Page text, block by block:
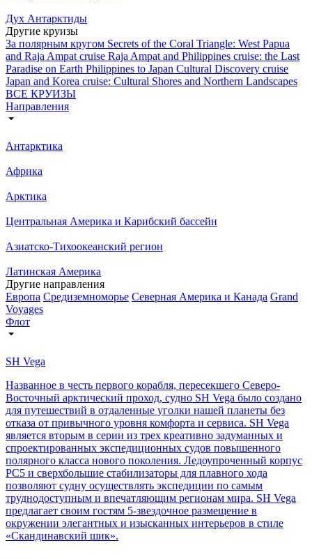
Дух Антарктиды
Другие круизы
За полярным кругом Secrets of the Coral Triangle: West Papua
and Raja Ampat cruise Raja Ampat and Philippines cruise: the Last
Paradise on Earth Philippines to Japan Cultural Discovery cruise
Japan and Korea cruise: Cultural Shores and Northern Landscapes
ВСЕ КРУИЗЫ
Направления
Антарктика
Африка
Арктика
Центральная Америка и Карибский бассейн
Азиатско-Тихоокеанский регион
Латинская Америка
Другие направления
Европа Средиземноморье Северная Америка и Канада Grand
Voyages
Флот
SH Vega
Названное в честь первого корабля, пересекшего Северо-
Восточный арктический проход, судно SH Vega было создано
для путешествий в отдаленные уголки нашей планеты без
отказа от привычного уровня комфорта и сервиса. SH Vega
является вторым в серии из трех креативно задуманных и
спроектированных экспедиционных судов повышенного
полярного класса нового поколения. Ледоупроченный корпус
PC5 и сверхбольшие стабилизаторы для плавного хода
позволяют судну осуществлять экспедиции по самым
труднодоступным и впечатляющим регионам мира. SH Vegа
предлагает своим гостям 5-звездочное размещение в
окружении элегантных и изысканных интерьеров в стиле
«Скандинавский шик».